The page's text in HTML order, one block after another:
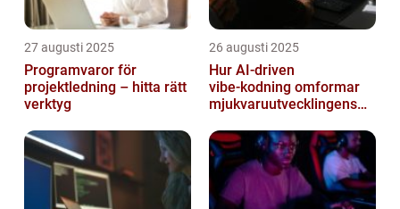
27 augusti 2025
Programvaror för
projektledning – hitta rätt
verktyg
26 augusti 2025
Hur AI‑driven
vibe‑kodning omformar
mjukvaruutvecklingens